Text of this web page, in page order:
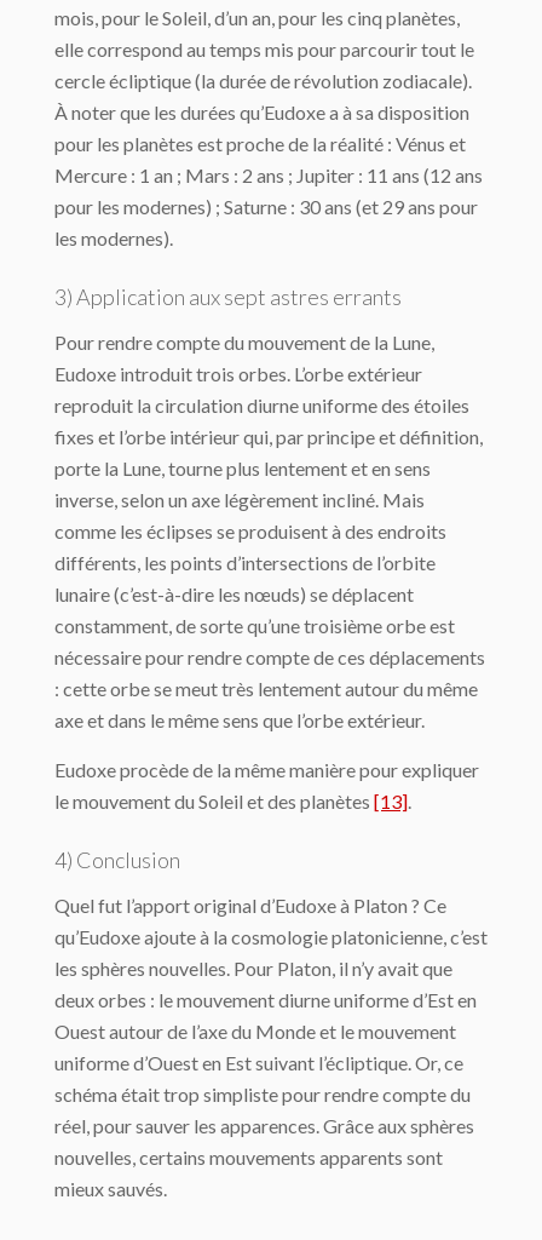
mois, pour le Soleil, d’un an, pour les cinq planètes,
elle correspond au temps mis pour par­courir tout le
cercle écliptique (la durée de révolution zodiacale).
À noter que les durées qu’Eudoxe a à sa disposition
pour les planètes est proche de la réalité : Vénus et
Mercure : 1 an ; Mars : 2 ans ; Jupiter : 11 ans (12 ans
pour les modernes) ; Saturne : 30 ans (et 29 ans pour
les modernes).
3) Application aux sept astres errants
Pour rendre compte du mouvement de la Lune,
Eudoxe introduit trois orbes. L’orbe ex­térieur
reproduit la circulation diurne uniforme des étoiles
fixes et l’orbe intérieur qui, par principe et définition,
porte la Lune, tourne plus lentement et en sens
inverse, selon un axe légèrement incliné. Mais
comme les éclipses se produisent à des endroits
différents, les points d’intersections de l’orbite
lunaire (c’est-à-dire les nœuds) se déplacent
constamment, de sorte qu’une troisième orbe est
nécessaire pour rendre compte de ces déplacements
: cette orbe se meut très lentement autour du même
axe et dans le même sens que l’orbe extérieur.
Eudoxe procède de la même manière pour expliquer
le mouvement du Soleil et des planètes [13].
4) Conclusion
Quel fut l’apport original d’Eudoxe à Platon ? Ce
qu’Eudoxe ajoute à la cosmologie platonicienne, c’est
les sphères nouvelles. Pour Platon, il n’y avait que
deux orbes : le mouvement diurne uniforme d’Est en
Ouest autour de l’axe du Monde et le mouvement
uniforme d’Ouest en Est suivant l’écliptique. Or, ce
schéma était trop simpliste pour rendre compte du
réel, pour sauver les apparences. Grâce aux sphères
nouvelles, cer­tains mouvements apparents sont
mieux sauvés.